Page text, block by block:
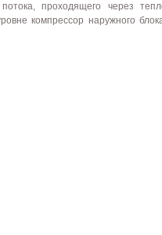
проходящего через
компрессор наружного